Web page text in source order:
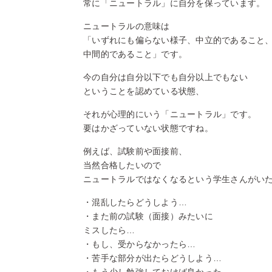
常に「ニュートラル」に自分を保っています。
ニュートラルの意味は
「いずれにも偏らない様子、中立的であること、
中間的であること」です。
今の自分は自分以下でも自分以上でもない
ということを認めている状態、
それが心理的にいう「ニュートラル」です。
要はかざっていない状態ですね。
例えば、試験前や面接前、
当然合格したいので
ニュートラルではなくなるという学生さんがい
・混乱したらどうしよう…
・また前の試験（面接）みたいに
ミスしたら…
・もし、受からなかったら…
・苦手な部分が出たらどうしよう…